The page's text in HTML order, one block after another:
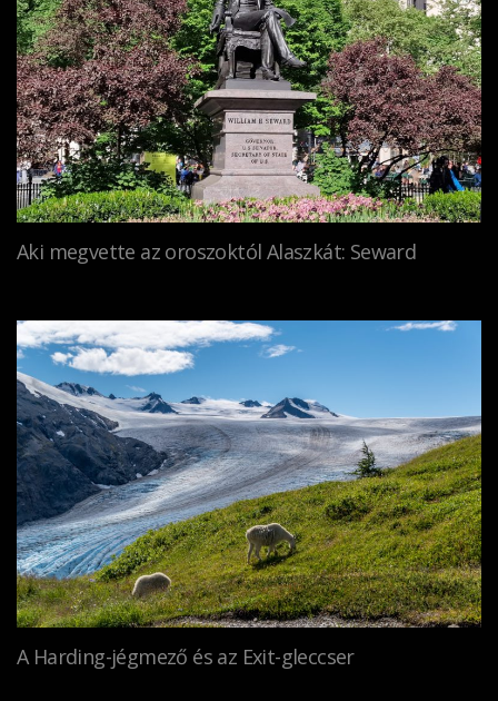
Aki megvette az oroszoktól Alaszkát: Seward
A Harding-jégmező és az Exit-gleccser